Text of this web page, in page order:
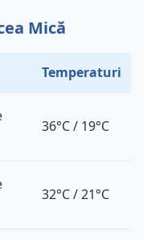
Mică
Temperaturi
36°C / 19°C
32°C / 21°C